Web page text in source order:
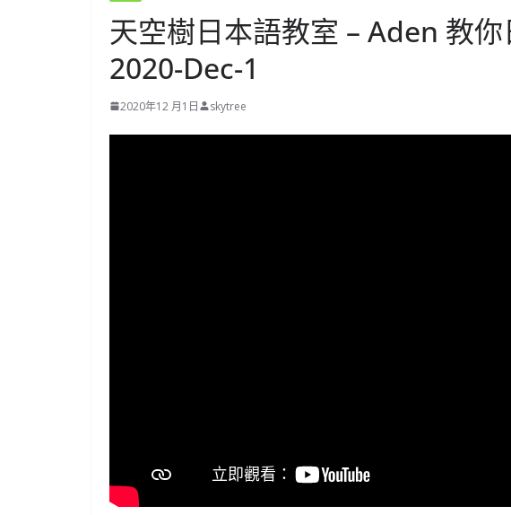
天空樹日本語教室 – Aden 教
2020-Dec-1
2020年12 月1日 skytree